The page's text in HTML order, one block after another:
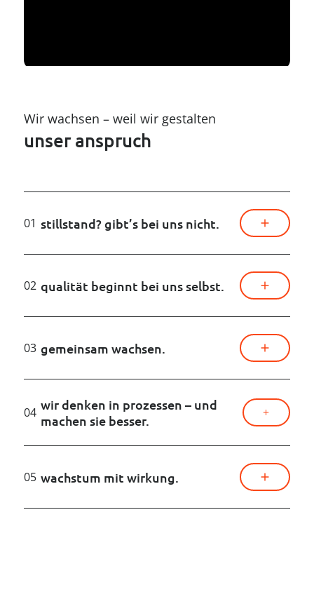
Wir wachsen – weil wir gestalten
unser anspruch
01 stillstand? gibt’s bei uns nicht.
02 qualität beginnt bei uns selbst.
03 gemeinsam wachsen.
04 wir denken in prozessen – und
machen sie besser.
05 wachstum mit wirkung.